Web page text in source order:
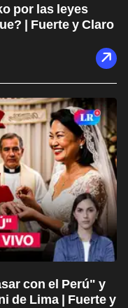
por las leyes
| Fuerte y Claro
con el Perú" y
de Lima | Fuerte y